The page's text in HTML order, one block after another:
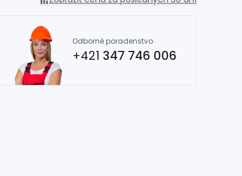
Odborné poradenstvo
+421 347 746 006